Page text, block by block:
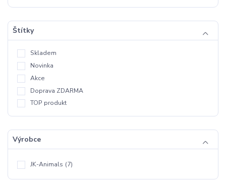
Štítky
Skladem
Novinka
Akce
Doprava ZDARMA
TOP produkt
Výrobce
JK-Animals (7)